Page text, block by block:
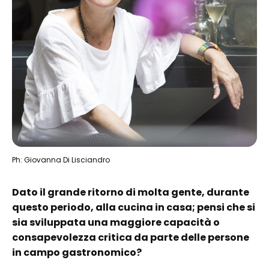
Ph: Giovanna Di Lisciandro
Dato il grande ritorno di molta gente, durante
questo periodo, alla cucina in casa; pensi che si
sia sviluppata una maggiore capacità o
consapevolezza critica da parte delle persone
in campo gastronomico?